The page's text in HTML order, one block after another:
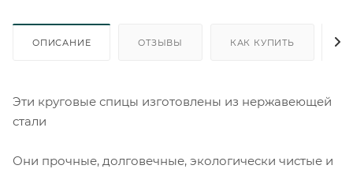
ОПИСАНИЕ ОТЗЫВЫ КАК КУПИТЬ
Эти круговые спицы изготовлены из нержавеющей
стали
Они прочные, долговечные, экологически чистые и